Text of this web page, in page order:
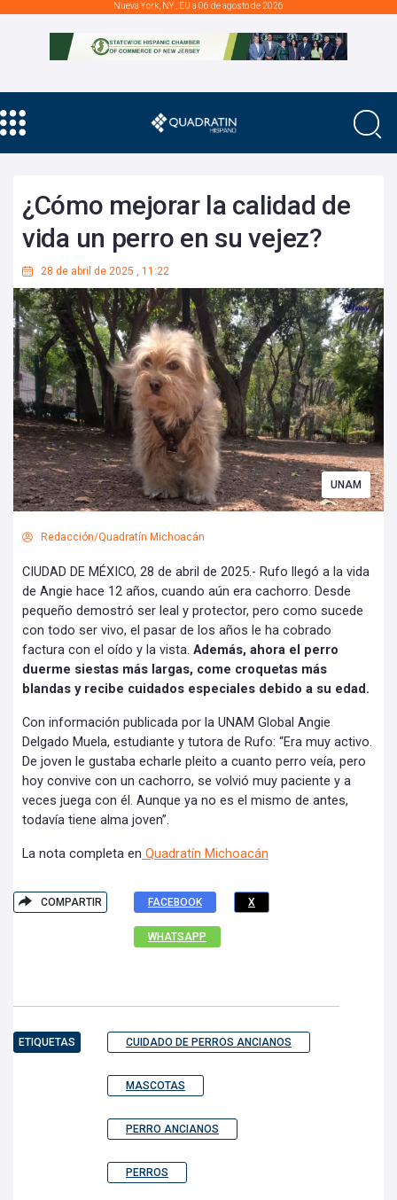
Nueva York, NY., EU a 06 de agosto de 2026
¿Cómo mejorar la calidad de
vida un perro en su vejez?
28 de abril de 2025 , 11:22
UNAM
Redacción/Quadratín Michoacán
CIUDAD DE MÉXICO, 28 de abril de 2025.- Rufo llegó a la vida
de Angie hace 12 años, cuando aún era cachorro. Desde
pequeño demostró ser leal y protector, pero como sucede
con todo ser vivo, el pasar de los años le ha cobrado
factura con el oído y la vista. Además, ahora el perro
duerme siestas más largas, come croquetas más
blandas y recibe cuidados especiales debido a su edad.
Con información publicada por la UNAM Global Angie
Delgado Muela, estudiante y tutora de Rufo: “Era muy activo.
De joven le gustaba echarle pleito a cuanto perro veía, pero
hoy convive con un cachorro, se volvió muy paciente y a
veces juega con él. Aunque ya no es el mismo de antes,
todavía tiene alma joven”.
La nota completa en Quadratín Michoacán
COMPARTIR FACEBOOK X
WHATSAPP
ETIQUETAS CUIDADO DE PERROS ANCIANOS
MASCOTAS
PERRO ANCIANOS
PERROS